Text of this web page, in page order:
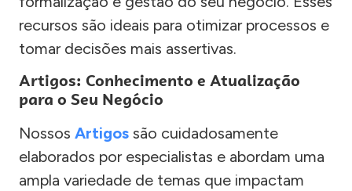
recursos são ideais para otimizar processos e
tomar decisões mais assertivas.
Artigos: Conhecimento e Atualização
para o Seu Negócio
Nossos Artigos são cuidadosamente
elaborados por especialistas e abordam uma
ampla variedade de temas que impactam